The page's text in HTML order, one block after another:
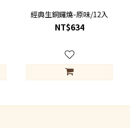
經典生銅鑼燒-原味/12入
NT$634